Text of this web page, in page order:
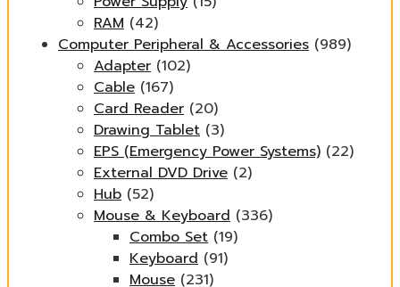
RAM (42)
Computer Peripheral & Accessories (989)
Adapter (102)
Cable (167)
Card Reader (20)
Drawing Tablet (3)
EPS (Emergency Power Systems) (22)
External DVD Drive (2)
Hub (52)
Mouse & Keyboard (336)
Combo Set (19)
Keyboard (91)
Mouse (231)